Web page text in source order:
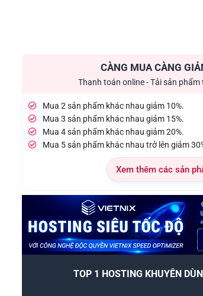
CÀNG MUA CÀNG
Thanh toán online - Tải sản
Mua 2 sản phẩm khác nhau giảm 10%.
Mua 3 sản phẩm khác nhau giảm 15%.
Mua 4 sản phẩm khác nhau giảm 20%.
Mua 5 sản phẩm khác nhau trở lên giảm
Xem thêm các sản
TOP 1 HOSTING KHUYÊN